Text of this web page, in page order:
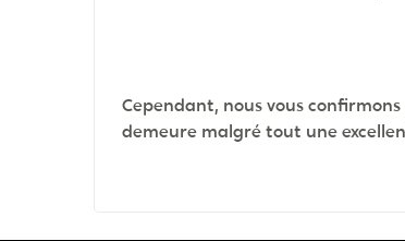
Cependant, nous vous
demeure malgré tout une